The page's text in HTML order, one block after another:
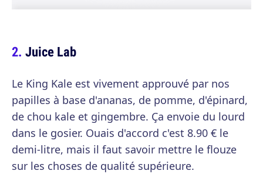
Juice Lab
Le King Kale est vivement approuvé par nos
papilles à base d'ananas, de pomme, d'épinard,
de chou kale et gingembre. Ça envoie du lourd
dans le gosier. Ouais d'accord c'est 8.90 € le
demi-litre, mais il faut savoir mettre le flouze
sur les choses de qualité supérieure.